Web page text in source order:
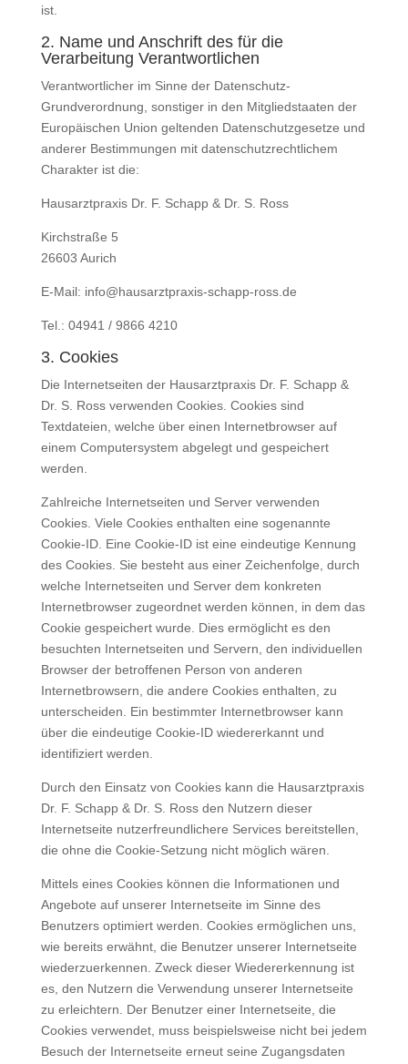
ist.
2. Name und Anschrift des für die
Verarbeitung Verantwortlichen
Verantwortlicher im Sinne der Datenschutz-
Grundverordnung, sonstiger in den Mitgliedstaaten der
Europäischen Union geltenden Datenschutzgesetze und
anderer Bestimmungen mit datenschutzrechtlichem
Charakter ist die:
Hausarztpraxis Dr. F. Schapp & Dr. S. Ross
Kirchstraße 5
26603 Aurich
E-Mail: info@hausarztpraxis-schapp-ross.de
Tel.: 04941 / 9866 4210
3. Cookies
Die Internetseiten der Hausarztpraxis Dr. F. Schapp &
Dr. S. Ross verwenden Cookies. Cookies sind
Textdateien, welche über einen Internetbrowser auf
einem Computersystem abgelegt und gespeichert
werden.
Zahlreiche Internetseiten und Server verwenden
Cookies. Viele Cookies enthalten eine sogenannte
Cookie-ID. Eine Cookie-ID ist eine eindeutige Kennung
des Cookies. Sie besteht aus einer Zeichenfolge, durch
welche Internetseiten und Server dem konkreten
Internetbrowser zugeordnet werden können, in dem das
Cookie gespeichert wurde. Dies ermöglicht es den
besuchten Internetseiten und Servern, den individuellen
Browser der betroffenen Person von anderen
Internetbrowsern, die andere Cookies enthalten, zu
unterscheiden. Ein bestimmter Internetbrowser kann
über die eindeutige Cookie-ID wiedererkannt und
identifiziert werden.
Durch den Einsatz von Cookies kann die Hausarztpraxis
Dr. F. Schapp & Dr. S. Ross den Nutzern dieser
Internetseite nutzerfreundlichere Services bereitstellen,
die ohne die Cookie-Setzung nicht möglich wären.
Mittels eines Cookies können die Informationen und
Angebote auf unserer Internetseite im Sinne des
Benutzers optimiert werden. Cookies ermöglichen uns,
wie bereits erwähnt, die Benutzer unserer Internetseite
wiederzuerkennen. Zweck dieser Wiedererkennung ist
es, den Nutzern die Verwendung unserer Internetseite
zu erleichtern. Der Benutzer einer Internetseite, die
Cookies verwendet, muss beispielsweise nicht bei jedem
Besuch der Internetseite erneut seine Zugangsdaten